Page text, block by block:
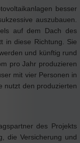
besser
auszubauen.
auf dem Dach des
in diese Richtung. Sie
und künftig rund
pro Jahr produzieren
mit vier Personen in
nutzt den produzierten
des Projekts
die Versicherung und